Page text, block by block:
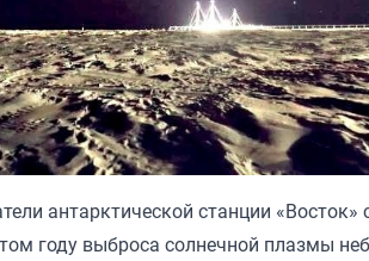
антарктической станции
году выброса солнечной плазмы